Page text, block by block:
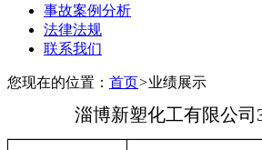
事故案例分析
法律法规
联系我们
您现在的位置： 首页>业绩展示
淄博新塑化工有限公